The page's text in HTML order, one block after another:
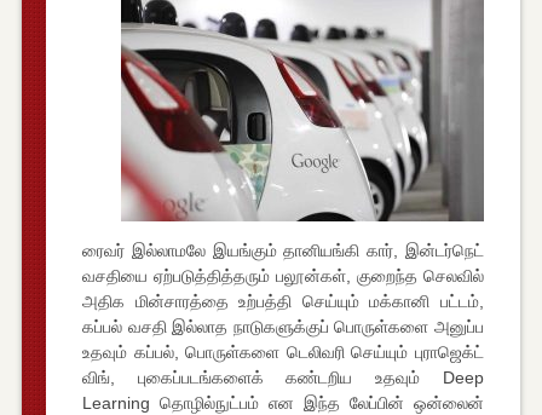
ரைவர் இல்லாமலே இயங்கும் தானியங்கி கார், இன்டர்நெட்
வசதியை ஏற்படுத்தித்தரும் பலூன்கள், குறைந்த செலவில்
அதிக மின்சாரத்தை உற்பத்தி செய்யும் மக்கானி பட்டம்,
கப்பல் வசதி இல்லாத நாடுகளுக்குப் பொருள்களை அனுப்ப
உதவும் கப்பல், பொருள்களை டெலிவரி செய்யும் புராஜெக்ட்
விங், புகைப்படங்களைக் கண்டறிய உதவும் Deep
Learning தொழில்நுட்பம் என இந்த லேப்பின் ஒன்லைன்